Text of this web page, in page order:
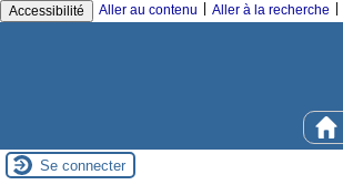
Accessibilité Aller au contenu Aller à la recherche
Se connecter